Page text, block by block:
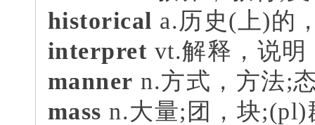
historical a.历史(上)的
interpret vt.解释，说
manner n.方式，方法;
mass n.大量;团，块;(pl)